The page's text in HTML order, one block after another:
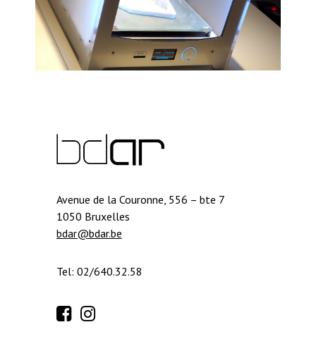
Avenue de la Couronne, 556 – bte 7
1050 Bruxelles
bdar@bdar.be
Tel: 02/640.32.58